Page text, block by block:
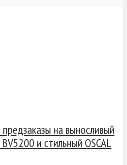
на выносливый
и стильный OSCAL